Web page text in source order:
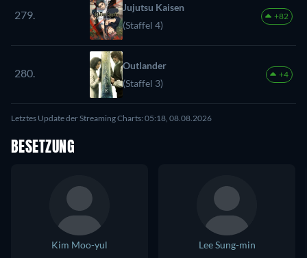
279.
Jujutsu Kaisen
(Staffel 4)
+82
280.
Outlander
(Staffel 3)
+4
Letztes Update der Streaming Charts: 05:18, 08.08.2026
BESETZUNG
Kim Moo-yul
Lee Sung-min